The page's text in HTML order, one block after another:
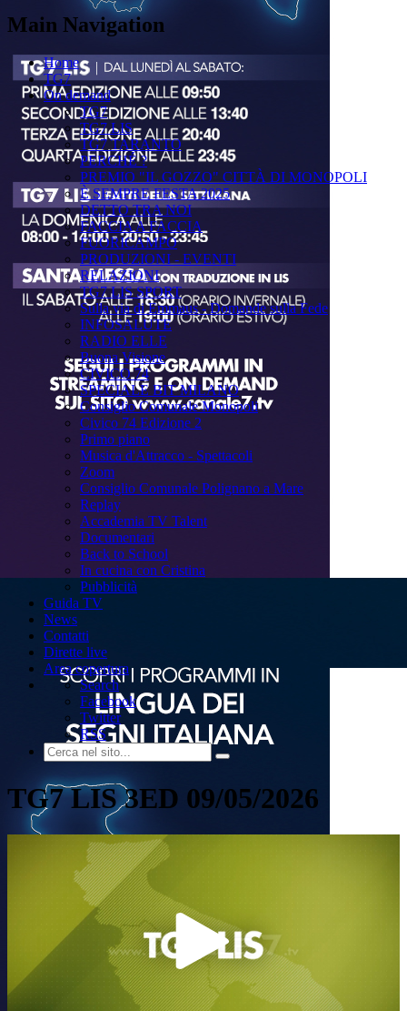
Main Navigation
Home
TG7
On demand
TG7
TG7 LIS
TG7 TARANTO
PERCHÉ ?
PREMIO "IL GOZZO" CITTÀ DI MONOPOLI
È SEMPRE FESTA 2025
DETTO TRA NOI
FACCIA A FACCIA
FUORICAMPO
PRODUZIONI - EVENTI
RELAZIONI
TG7 LIS SPORT
Sulla via di Emmaus - Domande sulla Fede
INFOSALUTE
RADIO ELLE
Buona Visione
CIVICO 74
SPECIALE BIT MILANO
Consiglio Comunale Monopoli
Civico 74 Edizione 2
Primo piano
Musica d'Attracco - Spettacoli
Zoom
Consiglio Comunale Polignano a Mare
Replay
Accademia TV Talent
Documentari
Back to School
In cucina con Cristina
Pubblicità
Guida TV
News
Contatti
Dirette live
Area copertura
Search
Facebook
Twitter
RSS
TG7 LIS 3ED 09/05/2026
Play